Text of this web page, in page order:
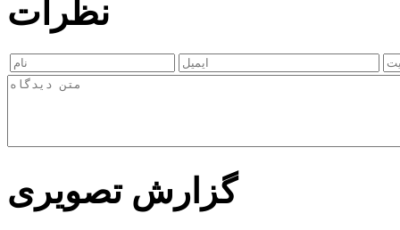
نظرات
گزارش تصویری